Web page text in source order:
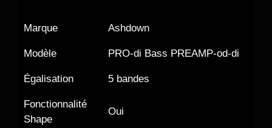
Marque Ashdown
Modèle PRO-di Bass PREAMP-od-di
Égalisation 5 bandes
Fonctionnalité
Shape
Oui